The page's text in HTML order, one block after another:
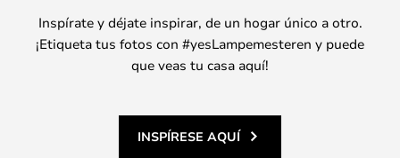
Inspírate y déjate inspirar, de un hogar único a otro.
¡Etiqueta tus fotos con #yesLampemesteren y puede
que veas tu casa aquí!
INSPÍRESE AQUÍ